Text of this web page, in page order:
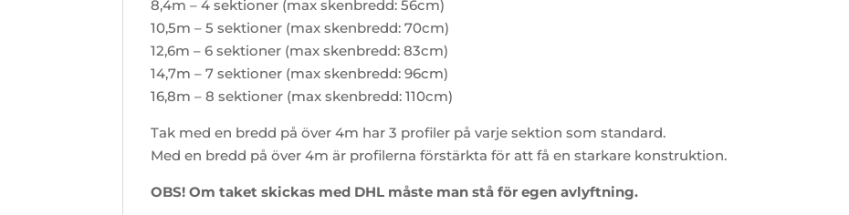
8,4m – 4 sektioner (max skenbredd: 56cm)
10,5m – 5 sektioner (max skenbredd: 70cm)
12,6m – 6 sektioner (max skenbredd: 83cm)
14,7m – 7 sektioner (max skenbredd: 96cm)
16,8m – 8 sektioner (max skenbredd: 110cm)
Tak med en bredd på över 4m har 3 profiler på varje sektion som standard.
Med en bredd på över 4m är profilerna förstärkta för att få en starkare konstruktion.
OBS! Om taket skickas med DHL måste man stå för egen avlyftning.